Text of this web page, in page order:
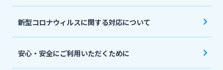
お問い合わせ先一覧
新型コロナウィルスに関する対応について
安心・安全にご利用いただくために